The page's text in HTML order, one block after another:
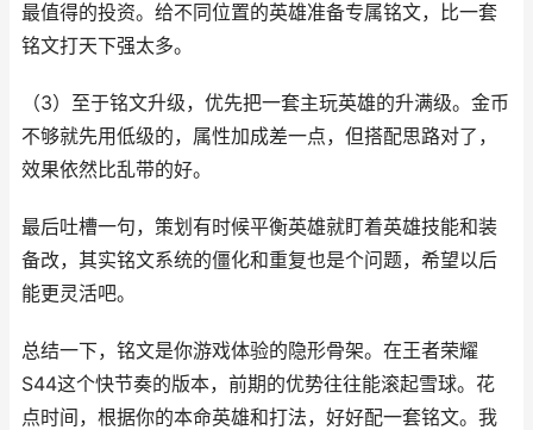
最值得的投资。给不同位置的英雄准备专属铭文，比一套
铭文打天下强太多。
（3）至于铭文升级，优先把一套主玩英雄的升满级。金币
不够就先用低级的，属性加成差一点，但搭配思路对了，
效果依然比乱带的好。
最后吐槽一句，策划有时候平衡英雄就盯着英雄技能和装
备改，其实铭文系统的僵化和重复也是个问题，希望以后
能更灵活吧。
总结一下，铭文是你游戏体验的隐形骨架。在王者荣耀
S44这个快节奏的版本，前期的优势往往能滚起雪球。花
点时间，根据你的本命英雄和打法，好好配一套铭文。我